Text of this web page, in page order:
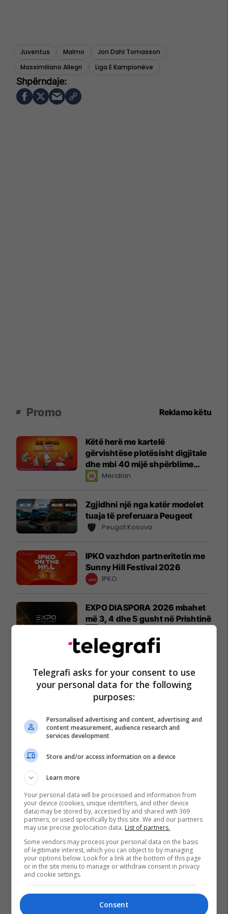
Juventus Malmo
Jon Dahl Tomasson
Massimiliano Allegri
Liga E Kampionëve
Promo Reklamo këtu
Këtë herë me kartelë
gërvishtëse plotësisht digjitale
dhe mbi 40 mijë shpërblime
instant!Meridian
Zgjidhni një nga katër modelet
tuaja të preferuara Peugeot
Peugot Kosova
IPKO vazhdon partneritetin me
Sunny Hill Festival 2026
IPKO
EXPO DIASPORA 2026 mbahet
më 3, 4 dhe 5 gusht në Prishtinë
Telegrafi asks for your consent to use
your personal data for the following
purposes:
Personalised advertising and content, advertising and
content measurement, audience research and
services development
Store and/or access information on a device
Learn more
Your personal data will be processed and information from
your device (cookies, unique identifiers, and other device
data) may be stored by, accessed by and shared with 369
partners, or used specifically by this site. We and our partners
may use precise geolocation data. List of partners.
Some vendors may process your personal data on the basis
of legitimate interest, which you can object to by managing
your options below. Look for a link at the bottom of this page
or in the site menu to manage or withdraw consent in privacy
and cookie settings.
Consent